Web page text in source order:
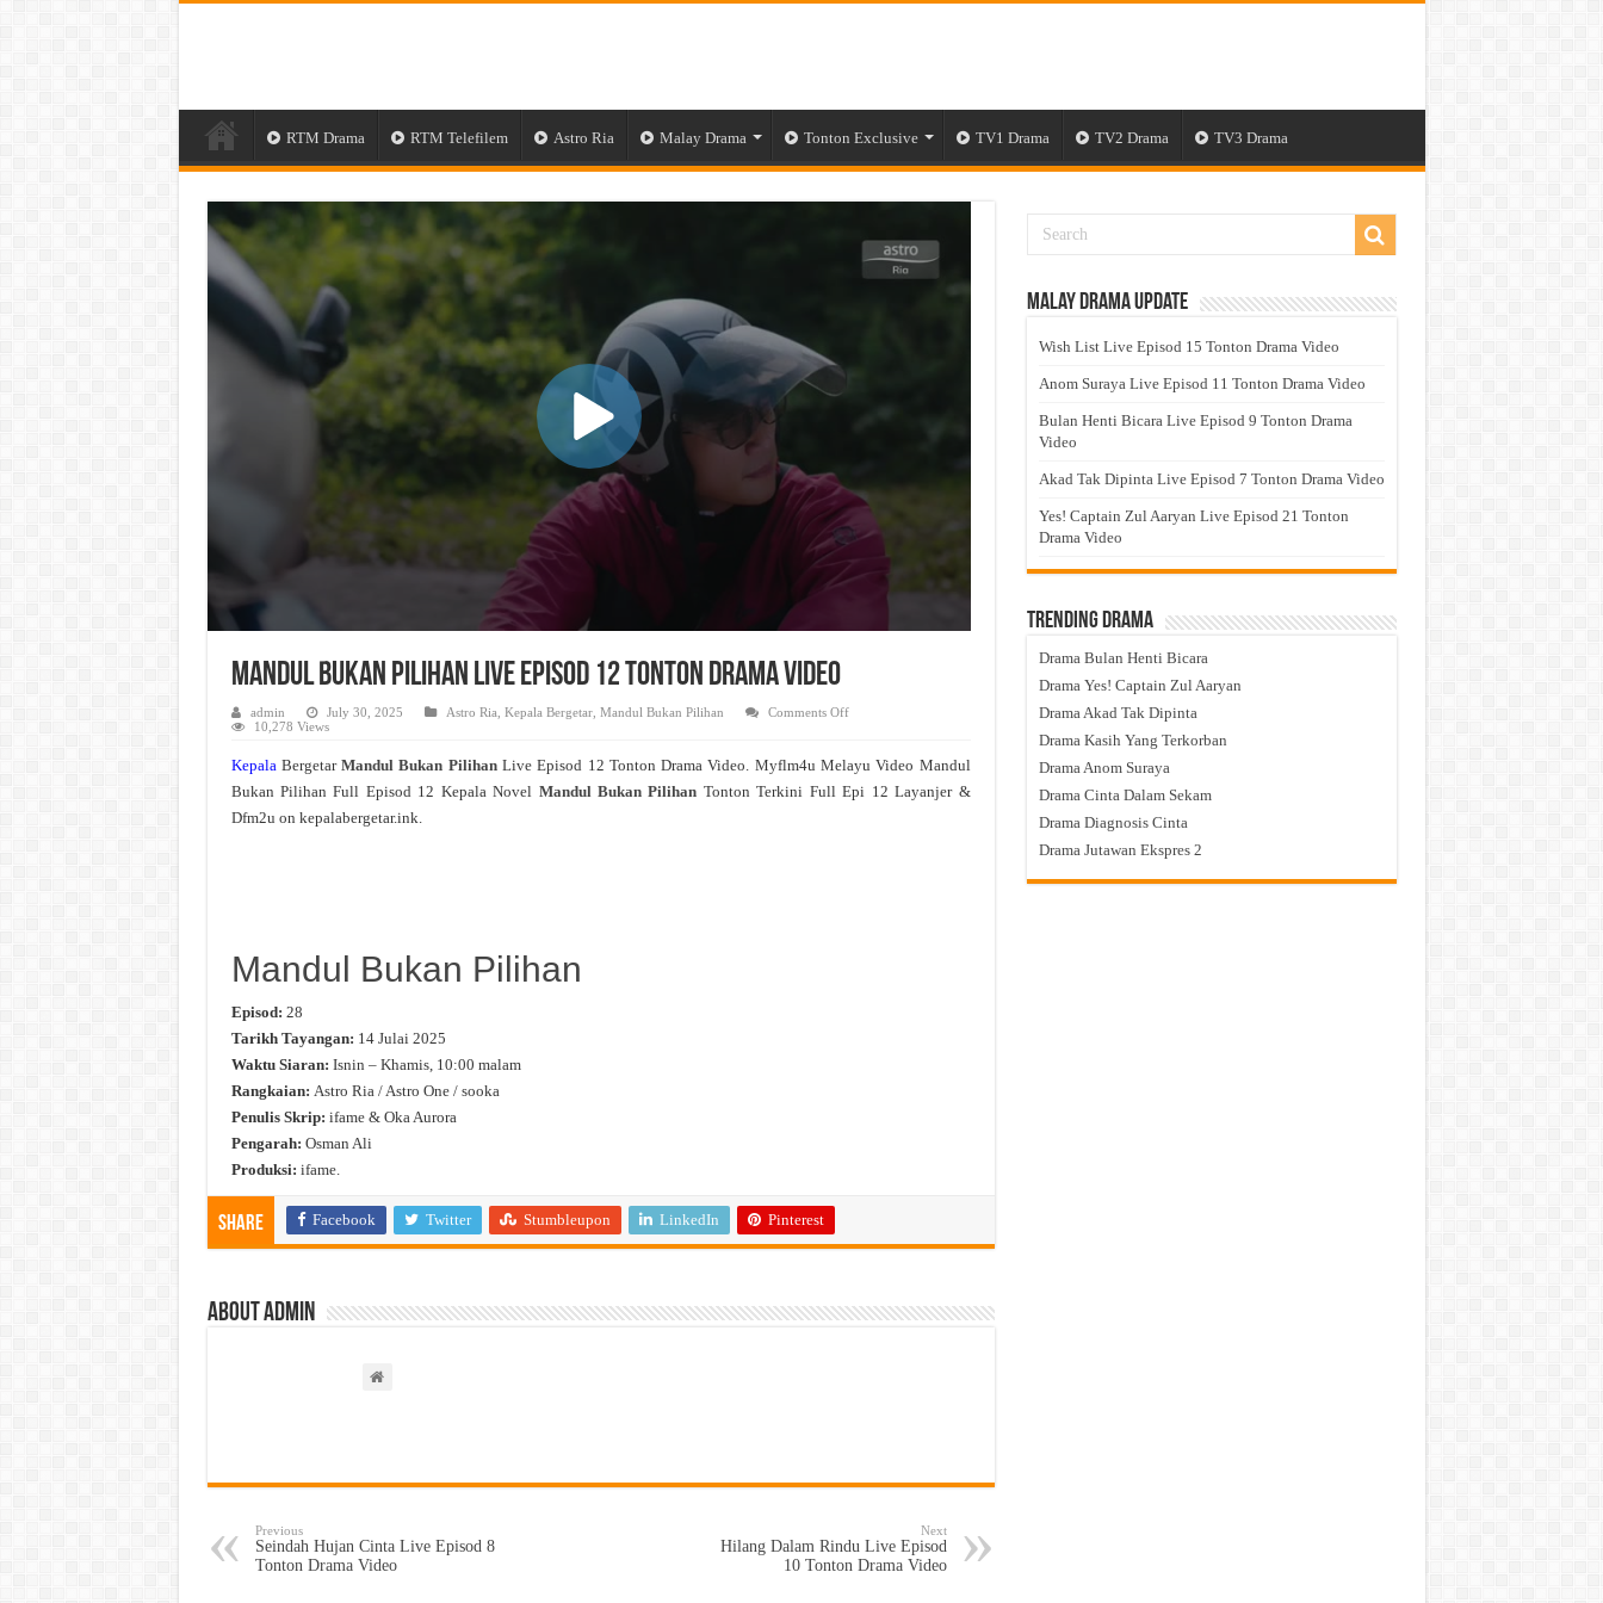
RTM Drama RTM Telefilem Astro Ria Malay Drama Tonton Exclusive TV1 Drama TV2 Drama TV3 Drama
Mandul Bukan Pilihan Live Episod 12 Tonton Drama Video
admin July 30, 2025 Astro Ria Kepala Bergetar, Mandul Bukan Pilihan Comments Offon
Live
12
10,278 Views
KepalaBergetarMandul Bukan Pilihan Live Episod 12 Tonton Drama Video. Myflm4u Melayu Video Mandul
Bukan Pilihan Full Episod 12 Kepala Novel Mandul Bukan Pilihan Tonton Terkini Full Epi 12 Layanjer &
Dfm2u on kepalabergetar.ink.
Mandul Bukan Pilihan
Episod: 28
Tarikh Tayangan: 14 Julai 2025
Waktu Siaran: Isnin – Khamis, 10:00 malam
Rangkaian: Astro Ria / Astro One / sooka
Penulis Skrip: ifame & Oka Aurora
Pengarah: Osman Ali
Produksi: ifame.
Share Facebook Twitter Stumbleupon LinkedIn Pinterest
About admin
Previous
Seindah Hujan Cinta Live Episod 8
Tonton Drama Video
Next
Hilang Dalam Rindu Live Episod
10 Tonton Drama Video
Malay Drama Update
Wish List Live Episod 15 Tonton Drama Video
Anom Suraya Live Episod 11 Tonton Drama Video
Bulan Henti Bicara Live Episod 9 Tonton Drama
Video
Akad Tak Dipinta Live Episod 7 Tonton Drama Video
Yes! Captain Zul Aaryan Live Episod 21 Tonton
Drama Video
Trending Drama
Drama Bulan Henti Bicara
Drama Yes! Captain Zul Aaryan
Drama Akad Tak Dipinta
Drama Kasih Yang Terkorban
Drama Anom Suraya
Drama Cinta Dalam Sekam
Drama Diagnosis Cinta
Drama Jutawan Ekspres 2